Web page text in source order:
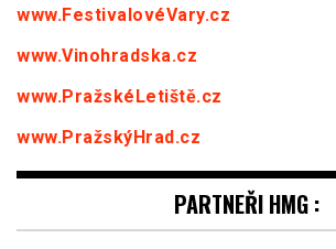
www.FestivalovéVary.cz
www.Vinohradska.cz
www.PražskéLetiště.cz
www.PražskýHrad.cz
PARTNEŘI HMG :